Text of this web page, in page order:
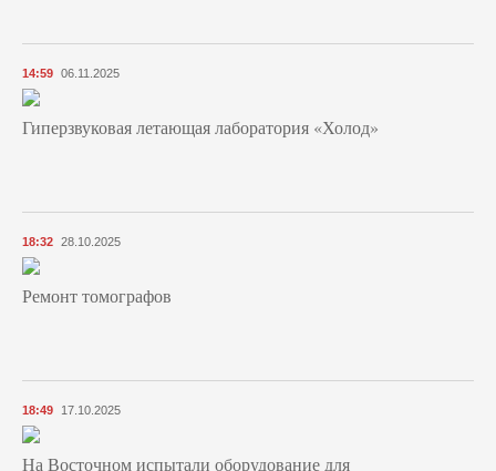
14:59 06.11.2025
Гиперзвуковая летающая лаборатория «Холод»
18:32 28.10.2025
Ремонт томографов
18:49 17.10.2025
На Восточном испытали оборудование для